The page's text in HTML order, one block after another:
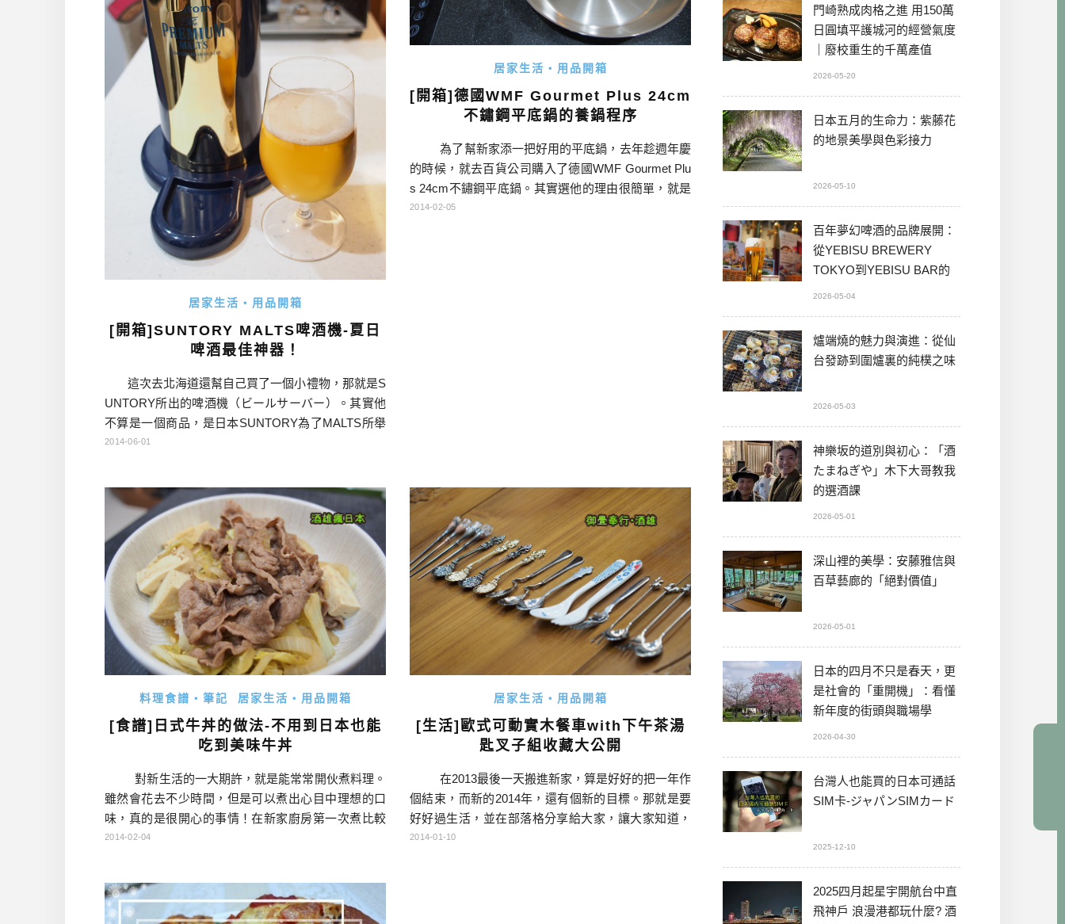
居家生活・用品開箱
[開箱]SUNTORY MALTS啤酒機-夏日
啤酒最佳神器！
這次去北海道還幫自己買了一個小禮物，那就是S
UNTORY所出的啤酒機（ビールサーバー）。其實他
不算是一個商品，是日本SUNTORY為了MALTS所舉
辦，日本國內限定的集點活動，只要集到點，就能換
S呢！還真是有點困難。 &n […]…
2014-06-01
居家生活・用品開箱
[開箱]德國WMF Gourmet Plus 24cm
不鏽鋼平底鍋的養鍋程序
為了幫新家添一把好用的平底鍋，去年趁週年慶
的時候，就去百貨公司購入了德國WMF Gourmet Plu
s 24cm不鏽鋼平底鍋。其實選他的理由很簡單，就是
外型超美、又是一體成形，整把都是不鏽鋼材質，真
2014-02-05
料理食譜・筆記 居家生活・用品開箱
[食譜]日式牛丼的做法-不用到日本也能
吃到美味牛丼
對新生活的一大期許，就是能常常開伙煮料理。
雖然會花去不少時間，但是可以煮出心目中理想的口
味，真的是很開心的事情！在新家廚房第一次煮比較
像樣的料理，就是牛丼啦。以我們家來說，牛丼、親
鍋，據說吃不完的牛鍋，隔天就蓋在白飯上來吃 […]
…
2014-02-04
居家生活・用品開箱
[生活]歐式可動實木餐車with下午茶湯
匙叉子組收藏大公開
在2013最後一天搬進新家，算是好好的把一年作
個結束，而新的2014年，還有個新的目標。那就是要
好好過生活，並在部落格分享給大家，讓大家知道，
我也不是只有日本控這一面啦！所以接下來會有一系
2014-01-10
門崎熟成肉格之進 用150萬
日圓填平護城河的經營氣度
｜廢校重生的千萬產值
2026-05-20
日本五月的生命力：紫藤花
的地景美學與色彩接力
2026-05-10
百年夢幻啤酒的品牌展開：
從YEBISU BREWERY
TOKYO到YEBISU BAR的
2026-05-04
爐端燒的魅力與演進：從仙
台發跡到圍爐裏的純樸之味
2026-05-03
神樂坂的道別與初心：「酒
たまねぎや」木下大哥教我
的選酒課
2026-05-01
深山裡的美學：安藤雅信與
百草藝廊的「絕對價值」
2026-05-01
日本的四月不只是春天，更
是社會的「重開機」：看懂
新年度的街頭與職場學
2026-04-30
台灣人也能買的日本可通話
SIM卡-ジャパンSIMカード
2025-12-10
2025四月起星宇開航台中直
飛神戶 浪漫港都玩什麼? 酒